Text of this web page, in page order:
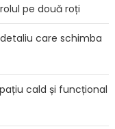
pe două roți
care schimba
cald și funcțional